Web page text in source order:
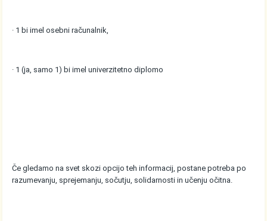
· 1 bi imel osebni računalnik,
· 1 (ja, samo 1) bi imel univerzitetno diplomo
Če gledamo na svet skozi opcijo teh informacij, postane potreba po
razumevanju, sprejemanju, sočutju, solidarnosti in učenju očitna.